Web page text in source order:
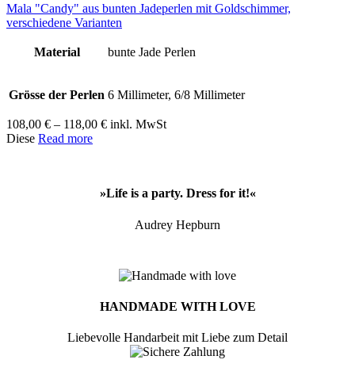
bis
150,00 €
Mala "Candy" aus bunten Jadeperlen mit Goldschimmer,
verschiedene Varianten
Material bunte Jade Perlen
Grösse der Perlen 6 Millimeter, 6/8 Millimeter
108,00 € – 118,00 €Preisspanne:
inkl. MwSt
Diese Read more
»Life is a party. Dress for it!«
Audrey Hepburn
HANDMADE WITH LOVE
Liebevolle Handarbeit mit Liebe zum Detail